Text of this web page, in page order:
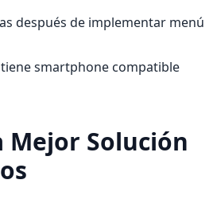
después de implementar menú
smartphone compatible
Mejor Solución